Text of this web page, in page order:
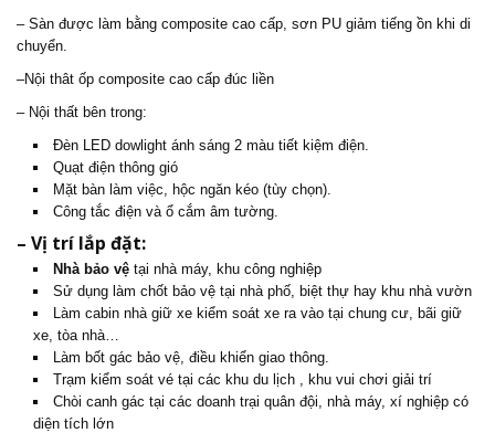
– Sàn được làm bằng composite cao cấp, sơn PU giảm tiếng ồn khi di
chuyển.
–Nội thât ốp composite cao cấp đúc liền
– Nội thất bên trong:
Đèn LED dowlight ánh sáng 2 màu tiết kiệm điện.
Quạt điện thông gió
Mặt bàn làm việc, hộc ngăn kéo (tùy chọn).
Công tắc điện và ổ cắm âm tường.
– Vị trí lắp đặt:
Nhà bảo vệ tại nhà máy, khu công nghiệp
Sử dụng làm chốt bảo vệ tại nhà phố, biệt thự hay khu nhà vườn
Làm cabin nhà giữ xe kiểm soát xe ra vào tại chung cư, bãi giữ
xe, tòa nhà…
Làm bốt gác bảo vệ, điều khiển giao thông.
Trạm kiểm soát vé tại các khu du lịch , khu vui chơi giải trí
Chòi canh gác tại các doanh trại quân đội, nhà máy, xí nghiệp có
diện tích lớn